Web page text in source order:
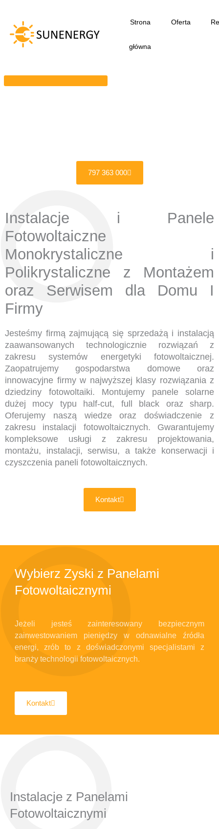
treści
Strona
główna
Oferta
797 363 000
Instalacje i Panele
Fotowoltaiczne
Monokrystaliczne i
Polikrystaliczne z Montażem
oraz Serwisem dla Domu I
Firmy
Jesteśmy firmą zajmującą się sprzedażą i instalacją
zaawansowanych technologicznie rozwiązań z
zakresu systemów energetyki fotowoltaicznej.
Zaopatrujemy gospodarstwa domowe oraz
innowacyjne firmy w najwyższej klasy rozwiązania z
dziedziny fotowoltaiki. Montujemy panele solarne
dużej mocy typu half-cut, full black oraz sharp.
Oferujemy naszą wiedze oraz doświadczenie z
zakresu instalacji fotowoltaicznych. Gwarantujemy
kompleksowe usługi z zakresu projektowania,
montażu, instalacji, serwisu, a także konserwacji i
czyszczenia paneli fotowoltaicznych.
Kontakt
Wybierz Zyski z Panelami
Fotowoltaicznymi
Jeżeli jesteś zainteresowany bezpiecznym
zainwestowaniem pieniędzy w odnawialne źródła
energi, zrób to z doświadczonymi specjalistami z
branży technologii fotowoltaicznych.
Kontakt
Instalacje z Panelami
Fotowoltaicznymi